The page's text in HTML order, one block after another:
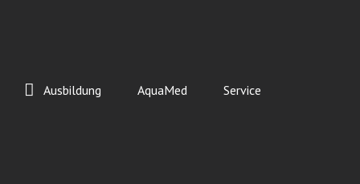
Ausbildung AquaMed Service